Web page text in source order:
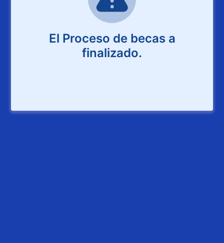
El Proceso de becas a
finalizado.